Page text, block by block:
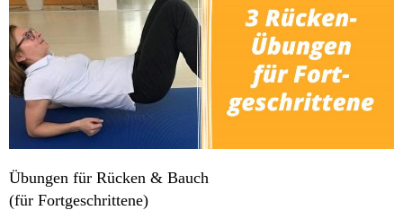
Übungen für Rücken & Bauch
(für Fortgeschrittene)